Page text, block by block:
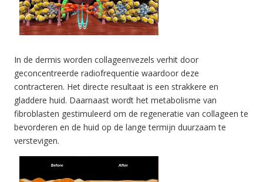
In de dermis worden collageenvezels verhit door
geconcentreerde radiofrequentie waardoor deze
contracteren. Het directe resultaat is een strakkere en
gladdere huid. Daarnaast wordt het metabolisme van
fibroblasten gestimuleerd om de regeneratie van collageen te
bevorderen en de huid op de lange termijn duurzaam te
verstevigen.